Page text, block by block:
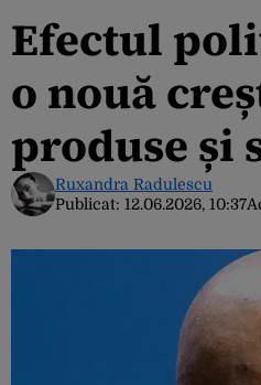
Efectul
o nouă
produse și
Ruxandra Radulescu
Publicat: 12.06.2026, 10:37